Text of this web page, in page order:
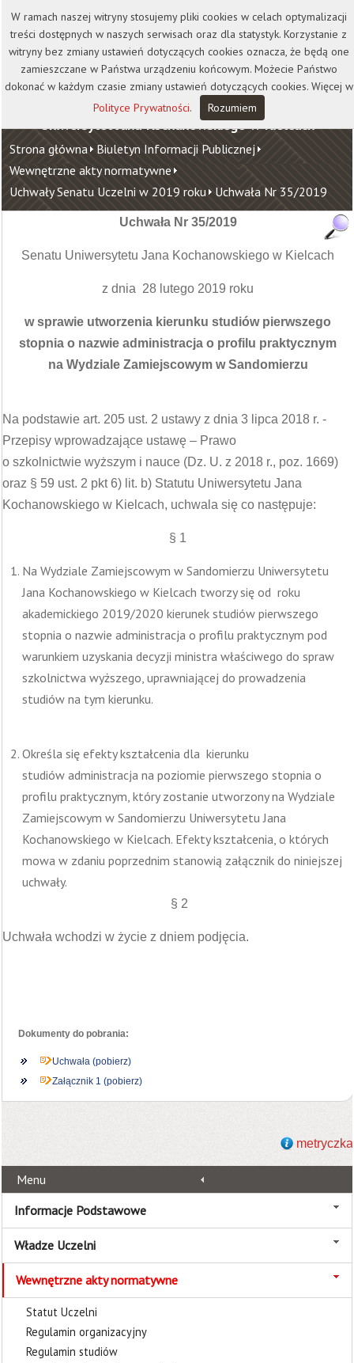
Kontakt Biblioteka
Wydawnictwo
Wirtualna Uczelnia
Uniwersytet Jana Kochanowskiego w Kielcach
Strona główna Biuletyn Informacji Publicznej
Wewnętrzne akty normatywne
Uchwały Senatu Uczelni w 2019 roku Uchwała Nr 35/2019
Uchwała Nr 35/2019
Senatu Uniwersytetu Jana Kochanowskiego w Kielcach
z dnia 28 lutego 2019 roku
w sprawie utworzenia kierunku studiów pierwszego
stopnia o nazwie administracja o profilu praktycznym
na Wydziale Zamiejscowym w Sandomierzu
Na podstawie art. 205 ust. 2 ustawy z dnia 3 lipca 2018 r. -
Przepisy wprowadzające ustawę – Prawo
o szkolnictwie wyższym i nauce (Dz. U. z 2018 r., poz. 1669)
oraz § 59 ust. 2 pkt 6) lit. b) Statutu Uniwersytetu Jana
Kochanowskiego w Kielcach, uchwala się co następuje:
§ 1
Na Wydziale Zamiejscowym w Sandomierzu Uniwersytetu
Jana Kochanowskiego w Kielcach tworzy się od roku
akademickiego 2019/2020 kierunek studiów pierwszego
stopnia o nazwie administracja o profilu praktycznym pod
warunkiem uzyskania decyzji ministra właściwego do spraw
szkolnictwa wyższego, uprawniającej do prowadzenia
studiów na tym kierunku.
Określa się efekty kształcenia dla kierunku
studiów administracja na poziomie pierwszego stopnia o
profilu praktycznym, który zostanie utworzony na Wydziale
Zamiejscowym w Sandomierzu Uniwersytetu Jana
Kochanowskiego w Kielcach. Efekty kształcenia, o których
mowa w zdaniu poprzednim stanowią załącznik do niniejszej
uchwały.
§ 2
Uchwała wchodzi w życie z dniem podjęcia.
Dokumenty do pobrania:
Uchwała (pobierz)
Załącznik 1 (pobierz)
metryczka
Menu
Informacje Podstawowe
Władze Uczelni
Wewnętrzne akty normatywne
Statut Uczelni
Regulamin organizacyjny
Regulamin studiów
W ramach naszej witryny stosujemy pliki cookies w celach optymalizacji
treści dostępnych w naszych serwisach oraz dla statystyk. Korzystanie z
witryny bez zmiany ustawień dotyczących cookies oznacza, że będą one
zamieszczane w Państwa urządzeniu końcowym. Możecie Państwo
dokonać w każdym czasie zmiany ustawień dotyczących cookies. Więcej w
Polityce Prywatności. Rozumiem